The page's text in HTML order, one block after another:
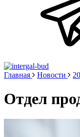
Главная Новости
Отдел